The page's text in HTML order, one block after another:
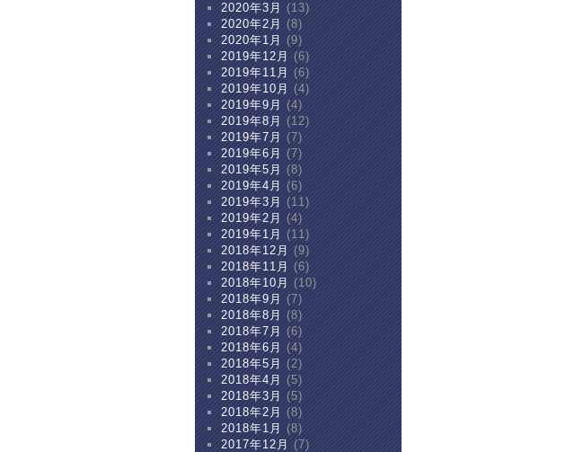
2020年3月
(13)
2020年2月 (8)
2020年1月 (9)
2019年12月 (6)
2019年11月
(6)
2019年10月 (4)
2019年9月 (4)
2019年8月 (12)
2019年7月 (7)
2019年6月 (7)
2019年5月
(8)
2019年4月 (6)
2019年3月 (11)
2019年2月 (4)
2019年1月 (11)
2018年12月 (9)
2018年11月 (6)
2018年10月 (10)
2018年9月 (7)
2018年8月 (8)
2018年7月
(6)
2018年6月 (4)
2018年5月 (2)
2018年4月 (5)
2018年3月 (5)
2018年2月
(8)
2018年1月 (8)
2017年12月 (7)